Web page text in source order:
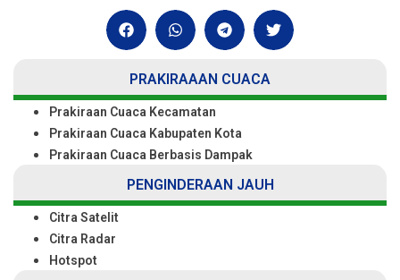
PRAKIRAAAN CUACA
Prakiraan Cuaca Kecamatan
Prakiraan Cuaca Kabupaten Kota
Prakiraan Cuaca Berbasis Dampak
PENGINDERAAN JAUH
Citra Satelit
Citra Radar
Hotspot